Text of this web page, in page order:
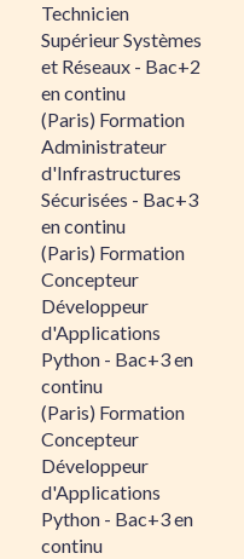
Technicien
Supérieur Systèmes
et Réseaux - Bac+2
en continu
(Paris) Formation
Administrateur
d'Infrastructures
Sécurisées - Bac+3
en continu
(Paris) Formation
Concepteur
Développeur
d'Applications
Python - Bac+3 en
continu
(Paris) Formation
Concepteur
Développeur
d'Applications
Python - Bac+3 en
continu